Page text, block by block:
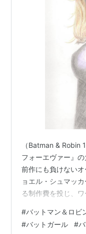
（Batman & Robin
フォーエヴァー』
前作にも負けない
ョエル・シュマッ
る制作費を投じ、
画を決めるラジー
の企画も消滅する
#バットマン＆ロビ
#バットガール #